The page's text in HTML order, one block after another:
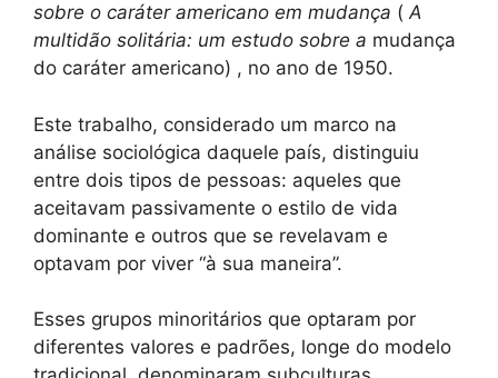
sobre o caráter americano em mudança (A
multidão solitária: um estudo sobre a mudança
do caráter americano) , no ano de 1950.
Este trabalho, considerado um marco na
análise sociológica daquele país, distinguiu
entre dois tipos de pessoas: aqueles que
aceitavam passivamente o estilo de vida
dominante e outros que se revelavam e
optavam por viver “à sua maneira”.
Esses grupos minoritários que optaram por
diferentes valores e padrões, longe do modelo